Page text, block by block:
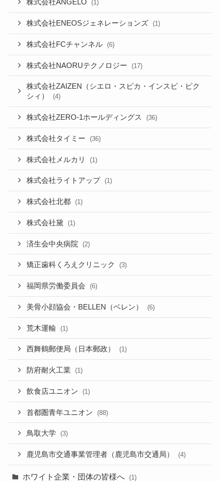
株式会社ANGELO (1)
株式会社ENEOSジェネレーションズ (1)
株式会社FCチャンネル (6)
株式会社NAORUテクノロジー (17)
株式会社ZAIZEN（シエロ・スピカ・インスピ・ピク
シィ）
(4)
株式会社ZERO-1ホールディングス (36)
株式会社タイミー (36)
株式会社メルカリ (1)
株式会社ライトアップ (1)
株式会社北都 (1)
株式会社黛 (1)
済生会中央病院 (2)
矯正歯科くろえクリニック (3)
福岡県労働委員会 (6)
美骨小顔協会・BELLEN（ベレン） (6)
荒木運輸 (1)
西舞鶴郵便局（日本郵政） (1)
防府耐火工業 (1)
飲食店ユニオン (1)
首都圏青年ユニオン (88)
鳥取大学 (3)
鹿児島市交通事業管理者（鹿児島市交通局） (4)
ホワイト企業・団体の皆様へ (1)